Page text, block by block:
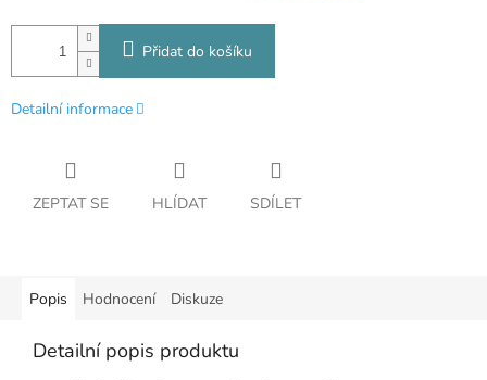
Přidat do košíku
Detailní informace
ZEPTAT SE HLÍDAT SDÍLET
Popis Hodnocení Diskuze
Detailní popis produktu